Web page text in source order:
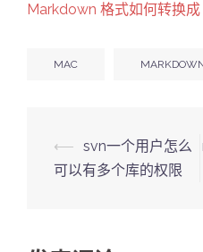
Markdown 格式如何转换
MAC
Post
navigation
⟵ svn一个用户怎么
可以有多个库的权限